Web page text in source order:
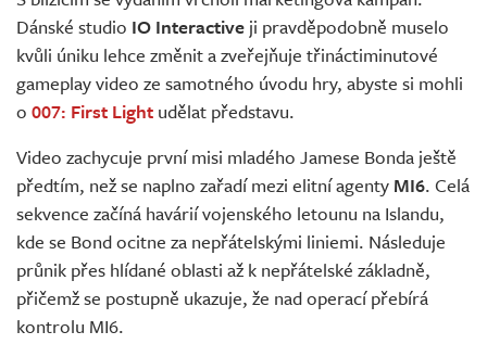
Živě
Dánské studio IO Interactive ji pravděpodobně muselo
kvůli úniku lehce změnit a zveřejňuje třináctiminutové
gameplay video ze samotného úvodu hry, abyste si mohli
o 007: First Light udělat představu.
Video zachycuje první misi mladého Jamese Bonda ještě
předtím, než se naplno zařadí mezi elitní agenty MI6. Celá
sekvence začíná havárií vojenského letounu na Islandu,
kde se Bond ocitne za nepřátelskými liniemi. Následuje
průnik přes hlídané oblasti až k nepřátelské základně,
přičemž se postupně ukazuje, že nad operací přebírá
kontrolu MI6.